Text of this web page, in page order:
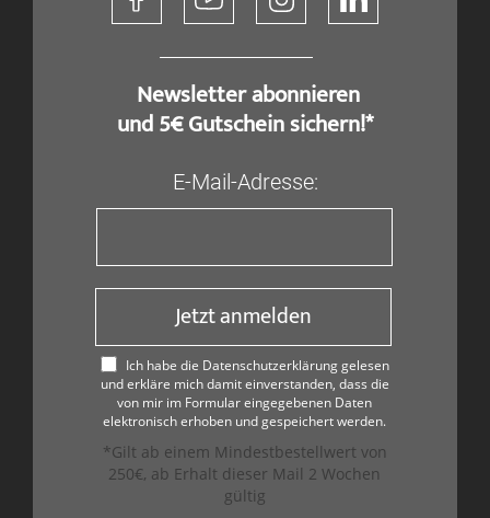
​ Newsletter abonnieren
und 5€ Gutschein sichern!*
E-Mail-Adresse:
Jetzt anmelden
Ich habe die Datenschutzerklärung gelesen
und erkläre mich damit einverstanden, dass die
von mir im Formular eingegebenen Daten
elektronisch erhoben und gespeichert werden.
*Gilt ab einem Mindestbestellwert von
250€, ab Erhalt dieser Mail 2 Wochen
gültig